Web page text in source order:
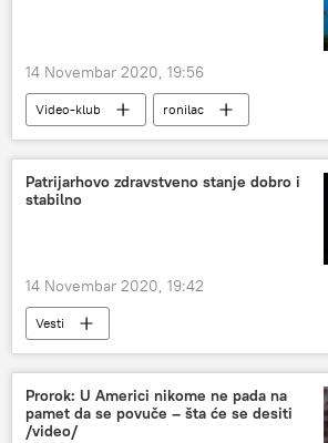
14 Novembar 2020, 19:56
Video-klub ronilac
Patrijarhovo zdravstveno stanje dobro i
stabilno
14 Novembar 2020, 19:42
Vesti
Prorok: U Americi nikome ne pada na
pamet da se povuče – šta će se desiti
/video/